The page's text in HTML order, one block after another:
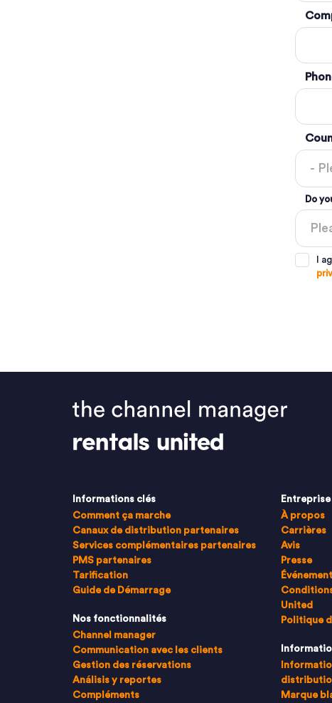
Do
I
Informations clés
Comment ça marche
Canaux de distribution partenaires
Services complémentaires partenaires
PMS partenaires
Tarification
Guide de Démarrage
Nos fonctionnalités
Channel manager
Communication avec les clients
Gestion des réservations
Análisis y reportes
Compléments
Entreprise
À propos
Carrières
Avis
Presse
United
Politique
Marque